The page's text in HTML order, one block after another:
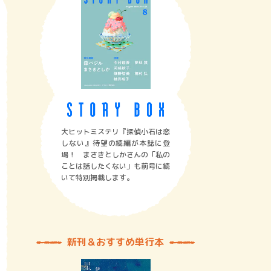
大ヒットミステリ『探偵小石は恋
しない』待望の続編が本誌に登
場！ まさきとしかさんの「私の
ことは話したくない」も前号に続
いて特別掲載します。
新刊＆おすすめ単行本